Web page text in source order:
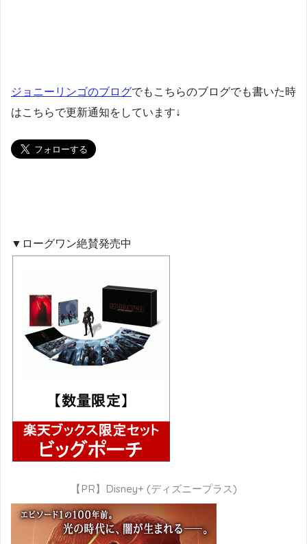
ジョニーリンゴのブログでもこちらのブログでも書いた時
はこちらで更新通知をしています↓
▼ローグワン絶賛発売中
【PR】Disney+ (ディズニープラス)